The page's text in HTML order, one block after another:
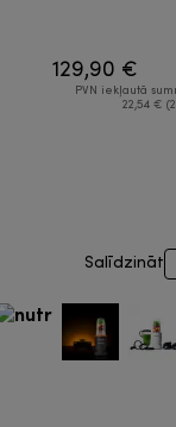
129,90 €
PVN iekļautā
22,54 €
Salīdzināt